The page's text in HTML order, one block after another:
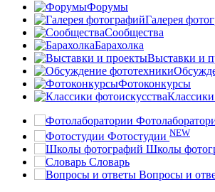
Форумы
Галерея
Сообщества
Барахолка
Выставки и
Фотоконкурсы
Фотостудии NEW
Школы
Словарь
Вопросы и